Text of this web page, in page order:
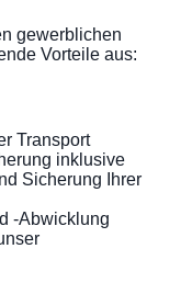
gewerblichen
Vorteile aus:
Transport
inklusive
Sicherung Ihrer
-Abwicklung